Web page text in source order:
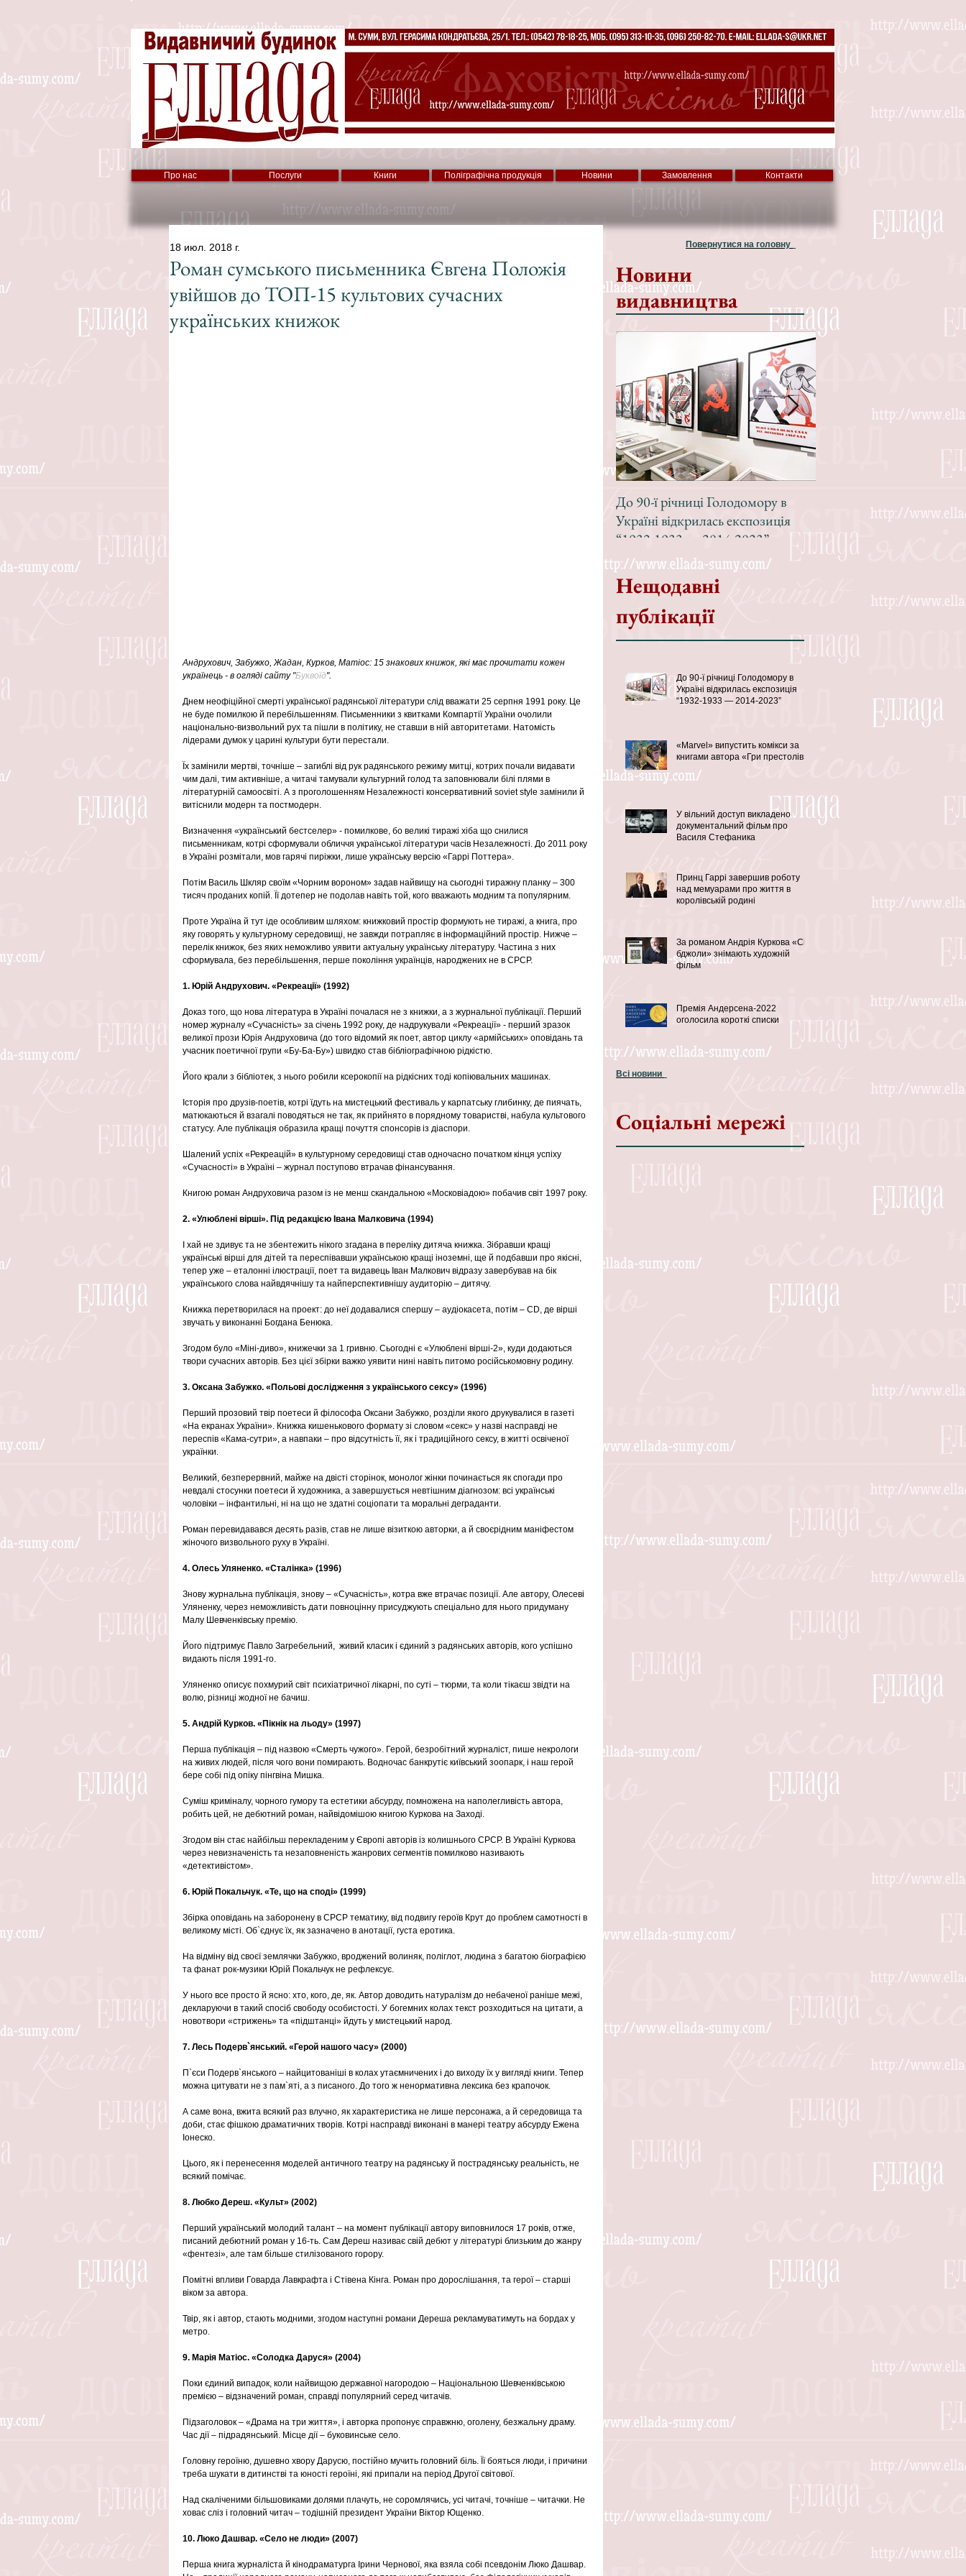
Про нас Послуги Книги Поліграфічна продукція Новини Замовлення Контакти
Роман сумського письменника Євгена Положія
увійшов до ТОП-15 культових сучасних
українських книжок
18 июл. 2018 г.
Андрухович, Забужко, Жадан, Курков, Матіос: 15 знакових книжок, які має прочитати кожен
українець - в огляді сайту "Буквоїд".
Днем неофіційної смерті української радянської літератури слід вважати 25 серпня 1991 року. Це
не буде помилкою й перебільшенням. Письменники з квитками Компартії України очолили
національно-визвольний рух та пішли в політику, не ставши в ній авторитетами. Натомість
лідерами думок у царині культури бути перестали.
Їх замінили мертві, точніше – загиблі від рук радянського режиму митці, котрих почали видавати
чим далі, тим активніше, а читачі тамували культурний голод та заповнювали білі плями в
літературній самоосвіті. А з проголошенням Незалежності консервативний soviet style замінили й
витіснили модерн та постмодерн.
Визначення «український бестселер» - помилкове, бо великі тиражі хіба що снилися
письменникам, котрі сформували обличчя української літератури часів Незалежності. До 2011 року
в Україні розмітали, мов гарячі пиріжки, лише українську версію «Гаррі Поттера».
Потім Василь Шкляр своїм «Чорним вороном» задав найвищу на сьогодні тиражну планку – 300
тисяч проданих копій. Її дотепер не подолав навіть той, кого вважають модним та популярним.
Проте Україна й тут іде особливим шляхом: книжковий простір формують не тиражі, а книга, про
яку говорять у культурному середовищі, не завжди потрапляє в інформаційний простір. Нижче –
перелік книжок, без яких неможливо уявити актуальну українську літературу. Частина з них
сформувала, без перебільшення, перше покоління українців, народжених не в СРСР.
1. Юрій Андрухович. «Рекреації» (1992)
Доказ того, що нова література в Україні почалася не з книжки, а з журнальної публікації. Перший
номер журналу «Сучасність» за січень 1992 року, де надрукували «Рекреації» - перший зразок
великої прози Юрія Андруховича (до того відомий як поет, автор циклу «армійських» оповідань та
учасник поетичної групи «Бу-Ба-Бу») швидко став бібліографічною рідкістю.
Його крали з бібліотек, з нього робили ксерокопії на рідкісних тоді копіювальних машинах.
Історія про друзів-поетів, котрі їдуть на мистецький фестиваль у карпатську глибинку, де пиячать,
матюкаються й взагалі поводяться не так, як прийнято в порядному товаристві, набула культового
статусу. Але публікація образила кращі почуття спонсорів із діаспори.
Шалений успіх «Рекреацій» в культурному середовищі став одночасно початком кінця успіху
«Сучасності» в Україні – журнал поступово втрачав фінансування.
Книгою роман Андруховича разом із не менш скандальною «Московіадою» побачив світ 1997 року.
2. «Улюблені вірші». Під редакцією Івана Малковича (1994)
І хай не здивує та не збентежить нікого згадана в переліку дитяча книжка. Зібравши кращі
українські вірші для дітей та переспівавши українською кращі іноземні, ще й подбавши про якісні,
тепер уже – еталонні ілюстрації, поет та видавець Іван Малкович відразу завербував на бік
українського слова найвдячнішу та найперспективнішу аудиторію – дитячу.
Книжка перетворилася на проект: до неї додавалися спершу – аудіокасета, потім – CD, де вірші
звучать у виконанні Богдана Бенюка.
Згодом було «Міні-диво», книжечки за 1 гривню. Сьогодні є «Улюблені вірші-2», куди додаються
твори сучасних авторів. Без цієї збірки важко уявити нині навіть питомо російськомовну родину.
3. Оксана Забужко. «Польові дослідження з українського сексу» (1996)
Перший прозовий твір поетеси й філософа Оксани Забужко, розділи якого друкувалися в газеті
«На екранах України». Книжка кишенькового формату зі словом «секс» у назві насправді не
переспів «Кама-сутри», а навпаки – про відсутність її, як і традиційного сексу, в житті освіченої
українки.
Великий, безперервний, майже на двісті сторінок, монолог жінки починається як спогади про
невдалі стосунки поетеси й художника, а завершується невтішним діагнозом: всі українські
чоловіки – інфантильні, ні на що не здатні соціопати та моральні деграданти.
Роман перевидавався десять разів, став не лише візиткою авторки, а й своєрідним маніфестом
жіночого визвольного руху в Україні.
4. Олесь Уляненко. «Сталінка» (1996)
Знову журнальна публікація, знову – «Сучасність», котра вже втрачає позиції. Але автору, Олесеві
Уляненку, через неможливість дати повноцінну присуджують спеціально для нього придуману
Малу Шевченківську премію.
Його підтримує Павло Загребельний,  живий класик і єдиний з радянських авторів, кого успішно
видають після 1991-го.
Уляненко описує похмурий світ психіатричної лікарні, по суті – тюрми, та коли тікаєш звідти на
волю, різниці жодної не бачиш.
5. Андрій Курков. «Пікнік на льоду» (1997)
Перша публікація – під назвою «Смерть чужого». Герой, безробітний журналіст, пише некрологи
на живих людей, після чого вони помирають. Водночас банкрутіє київський зоопарк, і наш герой
бере собі під опіку пінгвіна Мишка.
Суміш криміналу, чорного гумору та естетики абсурду, помножена на наполегливість автора,
робить цей, не дебютний роман, найвідомішою книгою Куркова на Заході.
Згодом він стає найбільш перекладеним у Європі авторів із колишнього СРСР. В Україні Куркова
через невизначеність та незаповненість жанрових сегментів помилково називають
«детективістом».
6. Юрій Покальчук. «Те, що на споді» (1999)
Збірка оповідань на заборонену в СРСР тематику, від подвигу героїв Крут до проблем самотності в
великому місті. Об`єднує їх, як зазначено в анотації, густа еротика.
На відміну від своєї землячки Забужко, вроджений волиняк, поліглот, людина з багатою біографією
та фанат рок-музики Юрій Покальчук не рефлексує.
У нього все просто й ясно: хто, кого, де, як. Автор доводить натуралізм до небаченої раніше межі,
декларуючи в такий спосіб свободу особистості. У богемних колах текст розходиться на цитати, а
новотвори «стрижень» та «підштанці» йдуть у мистецький народ.
7. Лесь Подерв`янський. «Герой нашого часу» (2000)
П`єси Подерв`янського – найцитованіші в колах утаємничених і до виходу їх у вигляді книги. Тепер
можна цитувати не з пам`яті, а з писаного. До того ж ненормативна лексика без крапочок.
А саме вона, вжита всякий раз влучно, як характеристика не лише персонажа, а й середовища та
доби, стає фішкою драматичних творів. Котрі насправді виконані в манері театру абсурду Ежена
Іонеско.
Цього, як і перенесення моделей античного театру на радянську й пострадянську реальність, не
всякий помічає.
8. Любко Дереш. «Культ» (2002)
Перший український молодий талант – на момент публікації автору виповнилося 17 років, отже,
писаний дебютний роман у 16-ть. Сам Дереш називає свій дебют у літературі близьким до жанру
«фентезі», але там більше стилізованого горору.
Помітні впливи Говарда Лавкрафта і Стівена Кінга. Роман про дорослішання, та герої – старші
віком за автора.
Твір, як і автор, стають модними, згодом наступні романи Дереша рекламуватимуть на бордах у
метро.
9. Марія Матіос. «Солодка Даруся» (2004)
Поки єдиний випадок, коли найвищою державної нагородою – Національною Шевченківською
премією – відзначений роман, справді популярний серед читачів.
Підзаголовок – «Драма на три життя», і авторка пропонує справжню, оголену, безжальну драму.
Час дії – підрадянський. Місце дії – буковинське село.
Головну героїню, душевно хвору Дарусю, постійно мучить головний біль. Її бояться люди, і причини
треба шукати в дитинстві та юності героїні, які припали на період Другої світової.
Над скаліченими більшовиками долями плачуть, не соромлячись, усі читачі, точніше – читачки. Не
ховає сліз і головний читач – тодішній президент України Віктор Ющенко.
10. Люко Дашвар. «Село не люди» (2007)
Перша книга журналіста й кінодраматурга Ірини Чернової, яка взяла собі псевдонім Люко Дашвар.
Повернутися на головну
Новини
видавництва
До 90-ї річниці Голодомору в
Україні відкрилась експозиція
“1932-1933 — 2014-2023”
Нещодавні
публікації
До 90-ї річниці Голодомору в
Україні відкрилась експозиція
“1932-1933 — 2014-2023”
«Marvel» випустить комікси за
книгами автора «Гри престолів»
У вільний доступ викладено
документальний фільм про
Василя Стефаника
Принц Гаррі завершив роботу
над мемуарами про життя в
королівській родині
За романом Андрія Куркова «Сірі
бджоли» знімають художній
фільм
Премія Андерсена-2022
оголосила короткі списки
Всі новини
Соціальні мережі